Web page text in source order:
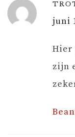
juni
Hier
zijn